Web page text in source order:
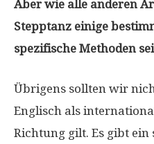
Aber wie alle anderen
Stepptanz einige
spezifische Methoden
Übrigens sollten wir
Englisch als
Richtung gilt. Es gibt ein